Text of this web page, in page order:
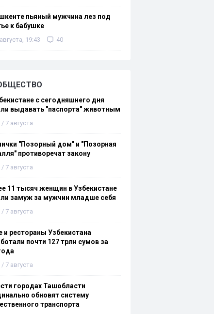
пьяный мужчина лез под
к бабушке
19:43 40
с сегодняшнего дня
выдавать "паспорта" животным
/ 7 августа
"Позорный дом" и "Позорная
противоречат закону
/ 7 августа
11 тысяч женщин в Узбекистане
замуж за мужчин младше себя
/ 7 августа
и рестораны Узбекистана
почти 127 трлн сумов за
/ 7 августа
городах Ташобласти
обновят систему
транспорта